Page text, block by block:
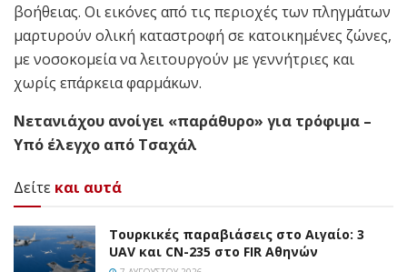
βοήθειας. Οι εικόνες από τις περιοχές των πληγμάτων
μαρτυρούν ολική καταστροφή σε κατοικημένες ζώνες,
με νοσοκομεία να λειτουργούν με γεννήτριες και
χωρίς επάρκεια φαρμάκων.
Νετανιάχου ανοίγει «παράθυρο» για τρόφιμα –
Υπό έλεγχο από Τσαχάλ
Δείτε και αυτά
Τουρκικές παραβιάσεις στο Αιγαίο: 3
UAV και CN-235 στο FIR Αθηνών